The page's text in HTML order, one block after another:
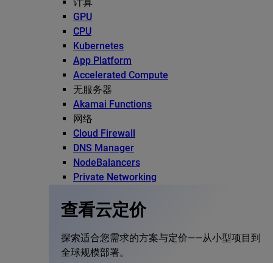
计算
GPU
CPU
Kubernetes
App Platform
Accelerated Compute
无服务器
Akamai Functions
网络
Cloud Firewall
DNS Manager
NodeBalancers
Private Networking
查看云定价
探索适合您需求的方案与定价——从小型项目到
全球规模部署。